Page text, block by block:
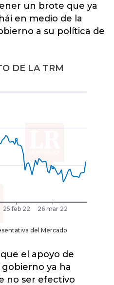
un brote que ya
en medio de la
a su política de
el apoyo de
ya ha
no ser efectivo